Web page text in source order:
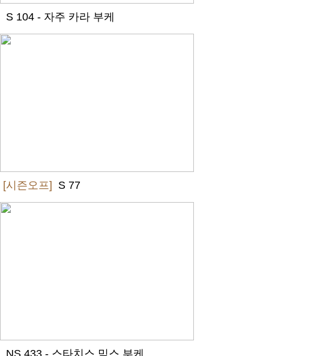
S 104 - 자주 카라 부케
[시즌오프] S 77
NS 433 - 스타치스 믹스 부케